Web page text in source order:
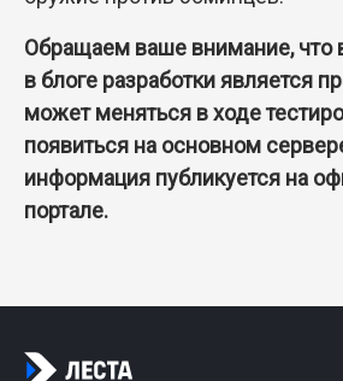
Обращаем ваше внимание, что
в блоге разработки является
может меняться в ходе
появиться на основном
информация публикуется на
портале.